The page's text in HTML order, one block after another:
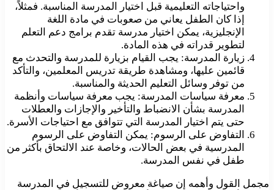
واحتياجاته التعليمية قبل اختيار المدرسة المناسبة. فمثلاً،
إذا كان الطفل يعاني من صعوبات في مادة اللغة
الإنجليزية، يمكن اختيار مدرسة تقدم برامج دعم التعلم
لتطوير قدراته في هذه المادة.
زيارة المدرسة: يجب القيام بزيارة للمدرسة والتحدث مع
قائمين عليها، ومشاهدة طريقة تدريس المعلمين، والتأكد
من توفر وسائل التعليم الحديثة والمناسبة.
معرفة سياسات المدرسة: يجب معرفة سياسات وأنظمة
المدرسة بشأن الانضباط والتأخير والإجازات والعطلات
حتى يتم اختيار المدرسة التي تتوافق مع احتياجات الأسرة.
التفاوض على الرسوم: يمكن التفاوض على الرسوم
المدرسية في بعض الحالات، وخاصة عند الالتحاق بأكثر من
طفل في نفس المدرسة.
مجمل القول وأهمه إن صياغة معروض للتسجيل في المدرسة